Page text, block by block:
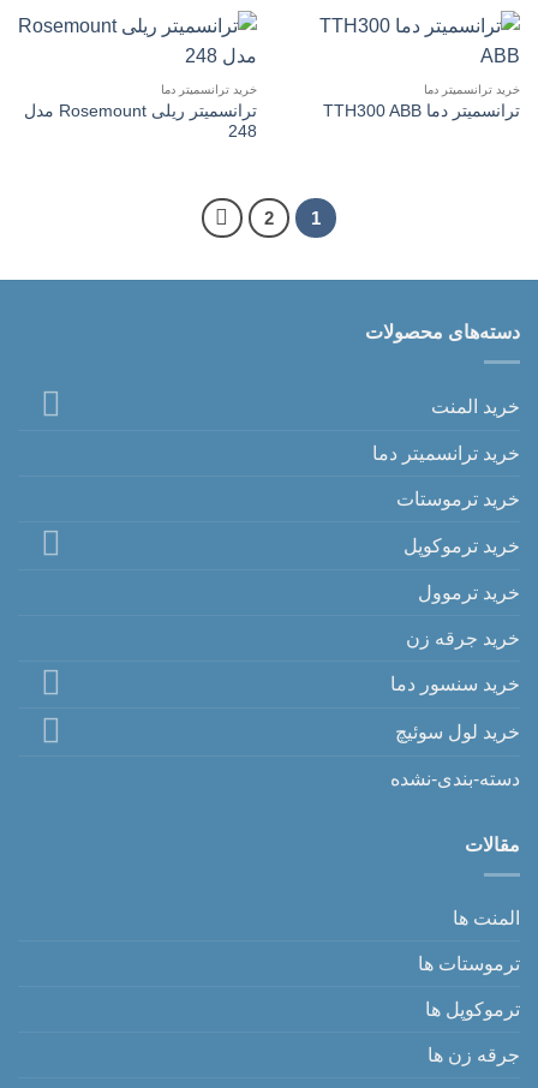
خرید ترانسمیتر دما
ترانسمیتر دما TTH300 ABB
خرید ترانسمیتر دما
ترانسمیتر ریلی Rosemount مدل
248
1
2
دسته‌های محصولات
خرید المنت
خرید ترانسمیتر دما
خرید ترموستات
خرید ترموکوپل
خرید ترموول
خرید جرقه زن
خرید سنسور دما
خرید لول سوئیچ
دسته-بندی-نشده
مقالات
المنت ها
ترموستات ها
ترموکوپل ها
جرقه زن ها